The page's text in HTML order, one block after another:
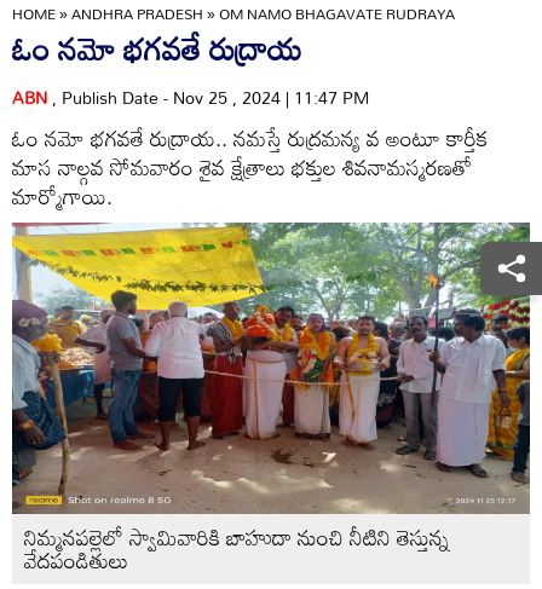
HOME»ANDHRA PRADESH»OM NAMO BHAGAVATE RUDRAYA
ఓం నమో భగవతే రుద్రాయ
ABN, Publish Date - Nov 25 , 2024 | 11:47 PM
ఓం నమో భగవతే రుద్రాయ.. నమస్తే రుద్రమన్య వ అంటూ కార్తీక
మాస నాల్గవ సోమవారం శైవ క్షేత్రాలు భక్తుల శివనామస్మరణతో
మార్మోగాయి.
నిమ్మనపల్లెలో స్వామివారికి బాహుదా నుంచి నీటిని తెస్తున్న
వేదపండితులు